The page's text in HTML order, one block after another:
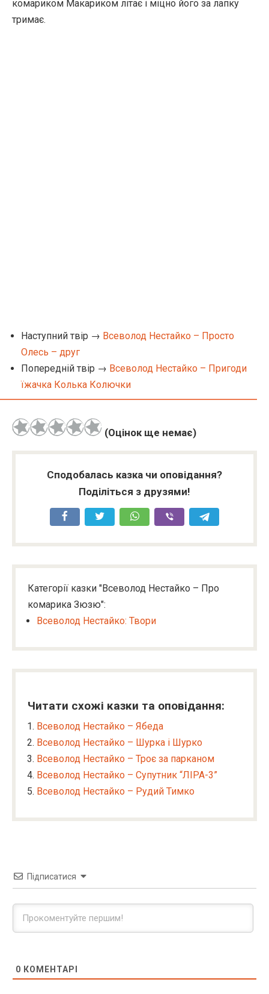
комариком Макариком літає і міцно його за лапку
тримає.
Наступний твір → Всеволод Нестайко – Просто
Олесь – друг
Попередній твір → Всеволод Нестайко – Пригоди
їжачка Колька Колючки
(Оцінок ще немає)
Сподобалась казка чи оповідання?
Поділіться з друзями!
Категорії казки "Всеволод Нестайко – Про
комарика Зюзю":
Всеволод Нестайко: Твори
Читати схожі казки та оповідання:
Всеволод Нестайко – Ябеда
Всеволод Нестайко – Шурка і Шурко
Всеволод Нестайко – Троє за парканом
Всеволод Нестайко – Супутник “ЛІРА-3”
Всеволод Нестайко – Рудий Тимко
Підписатися
0 КОМЕНТАРІ